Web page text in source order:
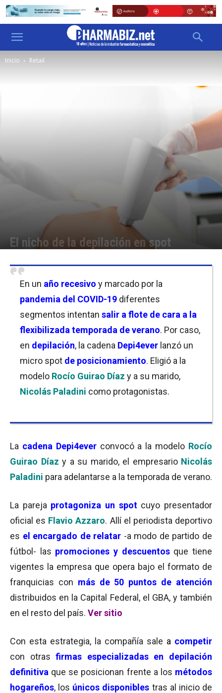
Inicio Retail
El nicho de la depilación en spot
En un año recesivo y marcado por la
pandemia del COVID-19 diferentes
segmentos intentan salir a flote de cara a la
flexibilizada temporada de verano. Por caso,
en depilación, la cadena Depi4ever lanzó un
micro spot de posicionamiento. Eligió a la
modelo Rocío Guirao Díaz y a su marido,
Nicolás Paladini como protagonistas.
La cadena Depi4ever convocó a la modelo Rocío
Guirao Díaz y a su marido, el empresario Nicolás
Paladini para adelantarse a la temporada de verano.
La pareja protagoniza un spot cuyo presentador
oficial es Flavio Azzaro. Allí el periodista deportivo
es el encargado de relatar -a modo de partido de
fútbol- las promociones y descuentos que tiene
vigentes la empresa que opera bajo el formato de
franquicias con más de 50 puntos de atención
distribuidos en la Capital Federal, el GBA, y también
en el resto del país. Ver sitio
Con esta estrategia, la compañía sale a competir
con otrasfirmas especializadas en
depilación
definitiva que se posicionan frente a los métodos
hogareños, los únicos disponibles tras al inicio de